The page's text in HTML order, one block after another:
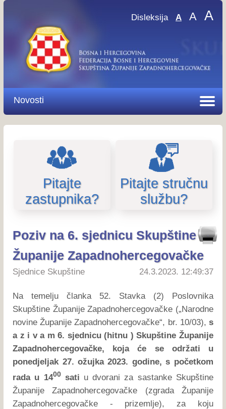
Disleksija A A A
Novosti
Pitajte
zastupnika?
Pitajte stručnu
službu?
Poziv na 6. sjednicu Skupštine
Županije Zapadnohercegovačke
Sjednice Skupštine 24.3.2023. 12:49:37
Na temelju članka 52. Stavka (2) Poslovnika
Skupštine Županije Zapadnohercegovačke („Narodne
novine Županije Zapadnohercegovačke“, br. 10/03), s
a z i v a m 6. sjednicu (hitnu ) Skupštine Županije
Zapadnohercegovačke, koja će se održati u
ponedjeljak 27. ožujka 2023. godine, s početkom
rada u 1400sati u dvorani za sastanke Skupštine
Županije Zapadnohercegovačke (zgrada Županije
Zapadnohercegovačke - prizemlje), za koju